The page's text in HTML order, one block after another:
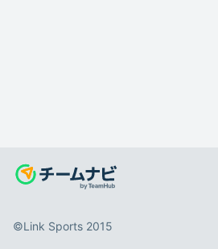
©️Link Sports 2015